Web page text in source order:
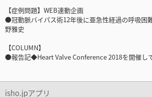
【症例問題】WEB連動企画
●冠動脈バイパス術12年後に亜急性経過の呼吸困
野雅史
【COLUMN】
●報告記◆Heart Valve Conference 2018を開催し
isho.jpアプリ